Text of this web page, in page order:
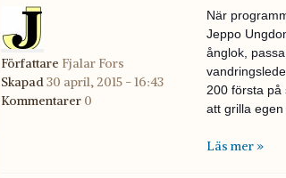
Författare Fjalar Fors
Skapad30 april, 2015 - 16:43
Kommentarer 0
När
Jeppo
ånglok,
200 första på
att grilla
Läs mer »